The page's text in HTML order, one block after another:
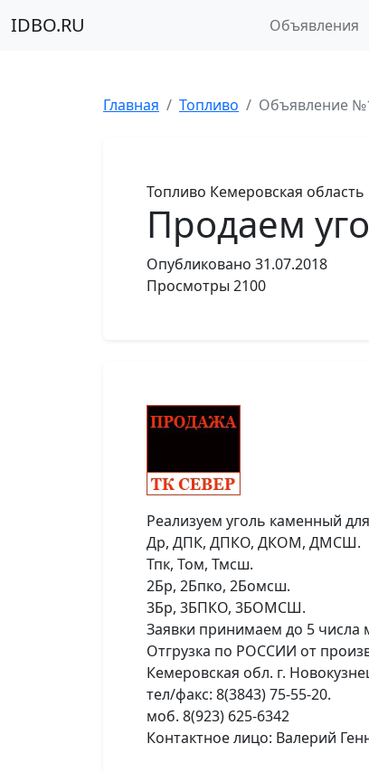
IDBO.RU Объявления
Главная Топливо Объявление
Топливо Кемеровская область
Продаем
Опубликовано 31.07.2018
Просмотры 2100
Реализуем уголь каменный
Др, ДПК, ДПКО, ДКОМ, ДМСШ.
Тпк, Том, Тмсш.
2Бр, 2Бпко, 2Бомсш.
3Бр, 3БПКО, 3БОМСШ.
Заявки принимаем до 5 числа
Отгрузка по РОССИИ от
Кемеровская обл. г.
тел/факс: 8(3843) 75-55-20.
моб. 8(923) 625-6342
Контактное лицо: Валерий